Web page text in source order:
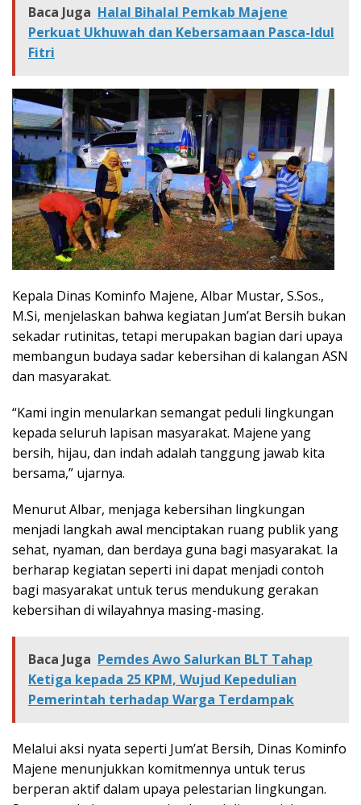
Baca Juga Halal Bihalal Pemkab Majene
Perkuat Ukhuwah dan Kebersamaan Pasca-Idul
Fitri
Kepala Dinas Kominfo Majene, Albar Mustar, S.Sos.,
M.Si, menjelaskan bahwa kegiatan Jum’at Bersih bukan
sekadar rutinitas, tetapi merupakan bagian dari upaya
membangun budaya sadar kebersihan di kalangan ASN
dan masyarakat.
“Kami ingin menularkan semangat peduli lingkungan
kepada seluruh lapisan masyarakat. Majene yang
bersih, hijau, dan indah adalah tanggung jawab kita
bersama,” ujarnya.
Menurut Albar, menjaga kebersihan lingkungan
menjadi langkah awal menciptakan ruang publik yang
sehat, nyaman, dan berdaya guna bagi masyarakat. Ia
berharap kegiatan seperti ini dapat menjadi contoh
bagi masyarakat untuk terus mendukung gerakan
kebersihan di wilayahnya masing-masing.
Baca Juga Pemdes Awo Salurkan BLT Tahap
Ketiga kepada 25 KPM, Wujud Kepedulian
Pemerintah terhadap Warga Terdampak
Melalui aksi nyata seperti Jum’at Bersih, Dinas Kominfo
Majene menunjukkan komitmennya untuk terus
berperan aktif dalam upaya pelestarian lingkungan.